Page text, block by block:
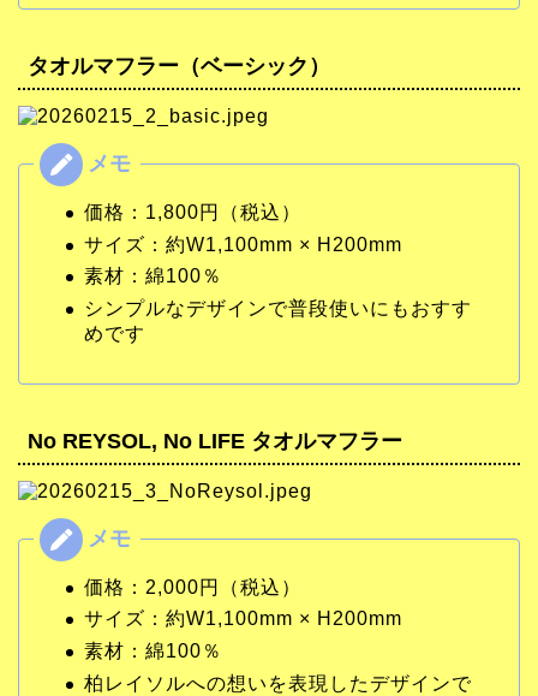
タオルマフラー（ベーシック）
価格：1,800円（税込）
サイズ：約W1,100mm × H200mm
素材：綿100％
シンプルなデザインで普段使いにもおすす
めです
No REYSOL, No LIFE タオルマフラー
価格：2,000円（税込）
サイズ：約W1,100mm × H200mm
素材：綿100％
柏レイソルへの想いを表現したデザインで